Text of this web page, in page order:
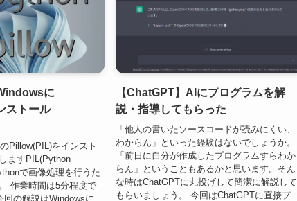
に
ストール
Pillow(PIL)をインスト
ますPIL(Python
で画像処理を行うた
作業時間は5分程度で
の解説はWindowsに
【ChatGPT】AIにプログラムを解
説・指導してもらった
「他人の書いたソースコードが読みにくい、
わからん」といった経験はないでしょうか。
「前日に自分が作成したプログラムすらわか
らん」ということもあるかと思います。そん
な時はChatGPTに丸投げして簡潔に解説して
もらいましょう。 今回はChatGPTに直接プ...